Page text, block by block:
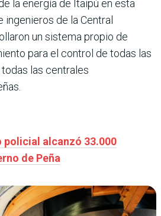
la energía de Itaipú en esta
de la Central
un sistema propio de
para el control de todas las
todas las centrales
policial alcanzó 33.000
de Peña